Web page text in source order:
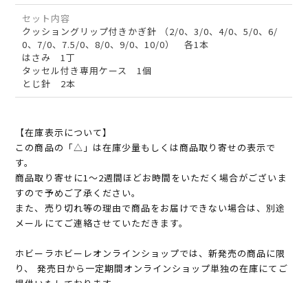
セット内容
クッショングリップ付きかぎ針 （2/0、3/0、4/0、5/0、6/
0、7/0、7.5/0、8/0、9/0、10/0） 各1本
はさみ 1丁
タッセル付き専用ケース 1個
とじ針 2本
【在庫表示について】
この商品の「△」は在庫少量もしくは商品取り寄せの表示で
す。
商品取り寄せに1～2週間ほどお時間をいただく場合がございま
すので予めご了承ください。
また、売り切れ等の理由で商品をお届けできない場合は、別途
メールにてご連絡させていただきます。
ホビーラホビーレオンラインショップでは、新発売の商品に限
り、 発売日から一定期間オンラインショップ単独の在庫にてご